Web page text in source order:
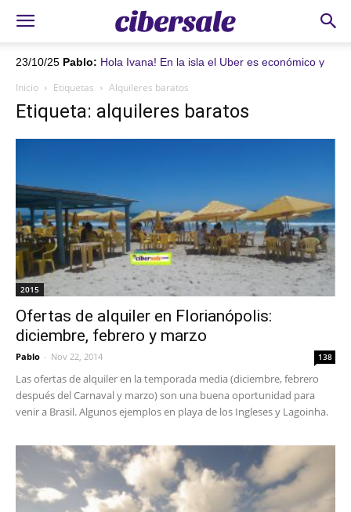
23/10/25 Pablo: Hola Ivana! En la isla el Uber es económico y
Florianópolis Hercílio luz. De ahí son 40 kms hasta Ingleses. De
Uber 100 reales aprox
Inicio Etiquetas Alquileres baratos
Etiqueta: alquileres baratos
2015
Ofertas de alquiler en Florianópolis:
diciembre, febrero y marzo
Pablo - Nov 22, 2014 138
Las ofertas de alquiler en la temporada media (diciembre, febrero
después del Carnaval y marzo) son una buena oportunidad para
venir a Brasil. Algunos ejemplos en playa de los Ingleses y Lagoinha.